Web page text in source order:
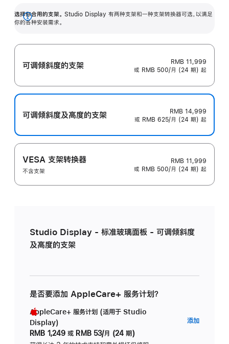
选择你合用的支架。 Studio Display 有两种支架和一种支架转换器可选，以满足
你的各种安装需求。
展
可调倾斜度的支架
RMB 11,999
或 RMB 500/月 (24 期) 起
可调倾斜度及高‍度的支‍架
RMB 14,999
或 RMB 625/月 (24 期) 起
VESA 支架转换器
不含支架
RMB 11,999
或 RMB 500/月 (24 期) 起
Studio Display - 标准玻璃面板 - 可调倾斜度
及高度的支架
是否要添加 AppleCare+ 服务计划？
AppleCare+ 服务计划 (适用于 Studio
Display)
RMB 1,249 或 RMB 53/月 (24 期)
添加